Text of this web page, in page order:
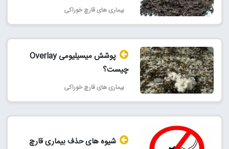
بیماری های قارچ خوراکی
پوشش میسیلیومی Overlay
چیست؟
بیماری های قارچ خوراکی
شیوه های حذف بیماری قارچ